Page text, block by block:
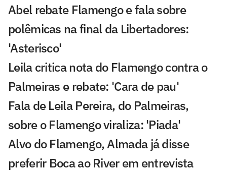
Abel rebate Flamengo e fala sobre
polêmicas na final da Libertadores:
'Asterisco'
Leila critica nota do Flamengo contra o
Palmeiras e rebate: 'Cara de pau'
Fala de Leila Pereira, do Palmeiras,
sobre o Flamengo viraliza: 'Piada'
Alvo do Flamengo, Almada já disse
preferir Boca ao River em entrevista